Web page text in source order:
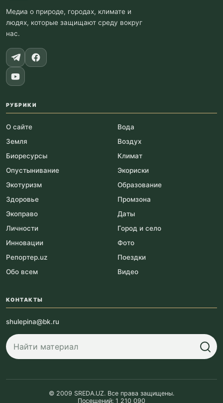
Медиа о природе, городах, климате и
людях, которые защищают среду вокруг
нас.
РУБРИКИ
О сайте
Вода
Земля
Воздух
Биоресурсы
Климат
Опустынивание
Экориски
Экотуризм
Образование
Здоровье
Промзона
Экоправо
Даты
Личности
Город и село
Инновации
Фото
Репортер.uz
Поездки
Обо всем
Видео
КОНТАКТЫ
shulepina@bk.ru
© 2009 SREDA.UZ. Все права защищены.
Посещений: 1 210 090